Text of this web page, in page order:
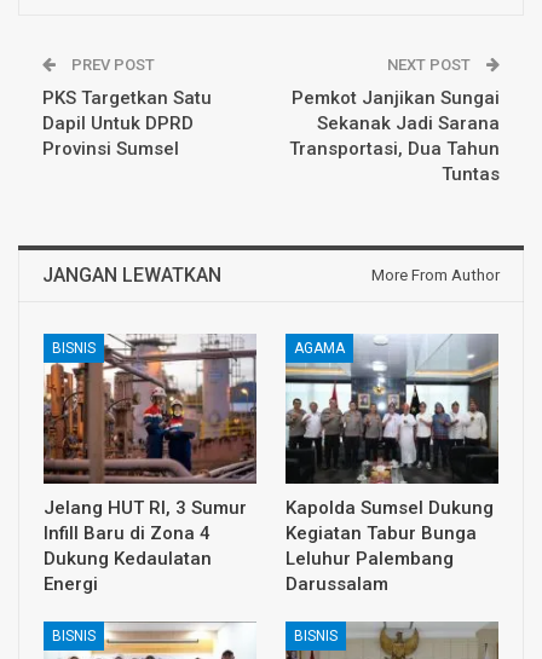
PREV POST
PKS Targetkan Satu
Dapil Untuk DPRD
Provinsi Sumsel
NEXT POST
Pemkot Janjikan Sungai
Sekanak Jadi Sarana
Transportasi, Dua Tahun
Tuntas
JANGAN LEWATKAN More From Author
BISNIS
Jelang HUT RI, 3 Sumur
Infill Baru di Zona 4
Dukung Kedaulatan
Energi
AGAMA
Kapolda Sumsel Dukung
Kegiatan Tabur Bunga
Leluhur Palembang
Darussalam
BISNIS BISNIS